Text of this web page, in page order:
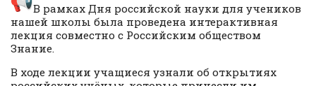
В рамках Дня российской науки для учеников
нашей школы была проведена интерактивная
лекция совместно с Российским обществом
Знание.
В ходе лекции учащиеся узнали об открытиях